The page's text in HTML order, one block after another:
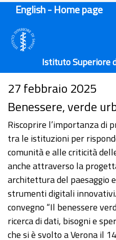
English - Home page
Istituto Superiore
27 febbraio 2025
Benessere, verde
Riscoprire l’importanza di
tra le istituzioni per
comunità e alle criticità
anche attraverso la
architettura del paesaggio
strumenti digitali
convegno “Il benessere
ricerca di dati, bisogni e
che si è svolto a Verona il